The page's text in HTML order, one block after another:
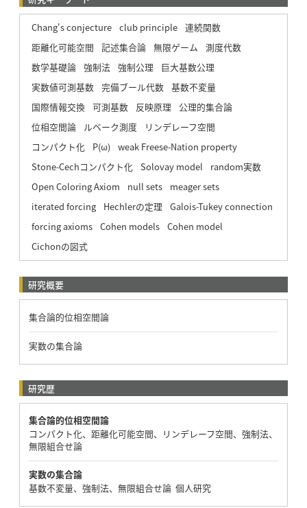
Chang's conjecture club principle 連続関数
距離化可能空間
記述集合論 無限ゲーム
測度代数
数学基礎論 強制法 強制公理
巨大基数公理
実数値可測基数 完備ブール代数 基数不変量
国際情報交換 可測基数 反映原理
公理的集合論
位相空間論
ルベーク測度
リンデレーフ空間
コンパクト化
Ρ(ω) weak Freese-Nation property
Stone-Cechコンパクト化
Solovay model
random実数
Open Coloring Axiom
null sets
meager sets
iterated forcing
Hechlerの定理
Galois-Tukey connection
forcing axioms Cohen models Cohen model
Cichonの図式
研究概要
集合論的位相空間論
実数の集合論
研究歴
集合論的位相空間論
コンパクト化、距離化可能空間、リンデレーフ空間、強制法、
無限組合せ論
実数の集合論
基数不変量、強制法、無限組合せ論 個人研究